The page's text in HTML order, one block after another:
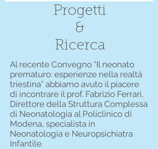
Progetti
&
Ricerca
Al recente Convegno “Il neonato
prematuro: esperienze nella realtà
triestina” abbiamo avuto il piacere
di incontrare il prof. Fabrizio Ferrari,
Direttore della Struttura Complessa
di Neonatologia al Policlinico di
Modena, specialista in
Neonatologia e Neuropsichiatra
Infantile.